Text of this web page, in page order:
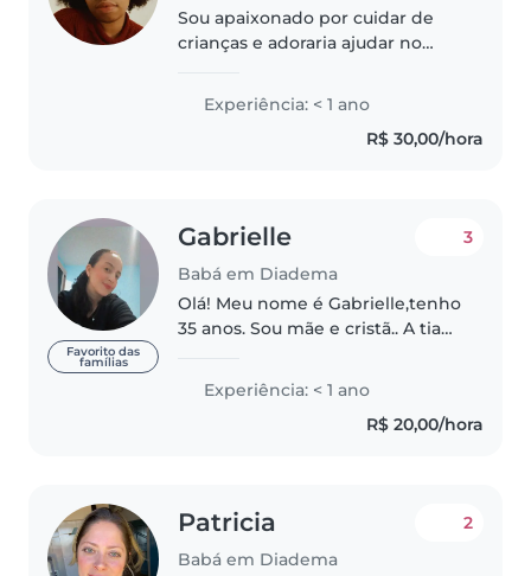
Sou apaixonado por cuidar de
crianças e adoraria ajudar no
de atividades lúdicas como
desenho, leitura e música. Nível
Básico/ Intermediário em
Experiência: < 1 ano
R$ 30,00/hora
Favorito das
famílias
Gabrielle
Babá em Diadema
3
Olá! Meu nome é Gabrielle,tenho
35 anos. Sou mãe e cristã.. A tia
trabalhei como babá cuidando
de primos,e para outras famílias
tbm porém não tenho
Experiência: < 1 ano
R$ 20,00/hora
Patricia
Babá em Diadema
2